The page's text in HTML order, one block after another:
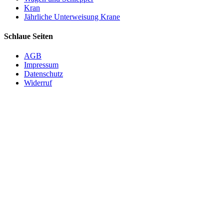
Kran
Jährliche Unterweisung Krane
Schlaue Seiten
AGB
Impressum
Datenschutz
Widerruf